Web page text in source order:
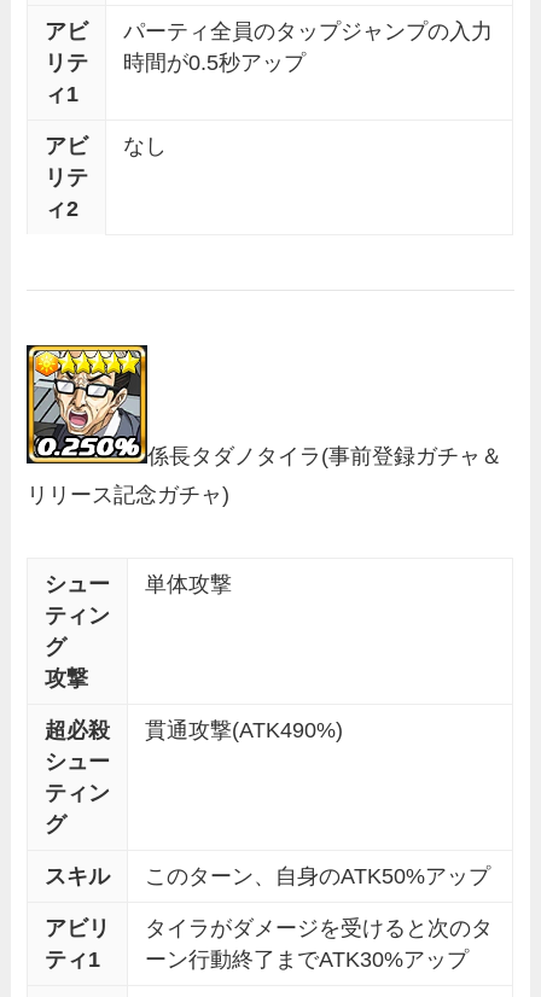
アビ
リテ
ィ1
パーティ全員のタップジャンプの入力
時間が0.5秒アップ
アビ
リテ
ィ2
なし
係長タダノタイラ (事前登録ガチャ＆
リリース記念ガチャ)
シュー
ティン
グ
攻撃
単体攻撃
超必殺
シュー
ティン
グ
貫通攻撃(ATK490%)
スキル このターン、自身のATK50%アップ
アビリ
ティ1
タイラがダメージを受けると次のタ
ーン行動終了までATK30%アップ